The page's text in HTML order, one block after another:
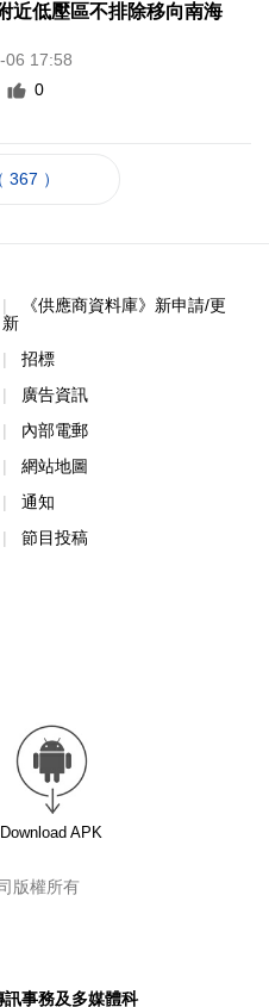
近低壓區不排除移向南海
06 17:58
0
367 ）
《供應商資料庫》新申請/更
新
招標
廣告資訊
內部電郵
網站地圖
通知
節目投稿
Download APK
版權所有
事務及多媒體科